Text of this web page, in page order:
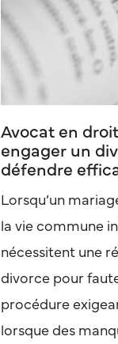
Avocat en
engager un
défendre
Lorsqu’un
la vie commune
nécessitent une
divorce pour
procédure
lorsque des